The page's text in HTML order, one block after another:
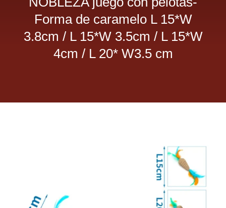
Forma de caramelo L 15*W
3.8cm / L 15*W 3.5cm / L 15*W
4cm / L 20* W3.5 cm